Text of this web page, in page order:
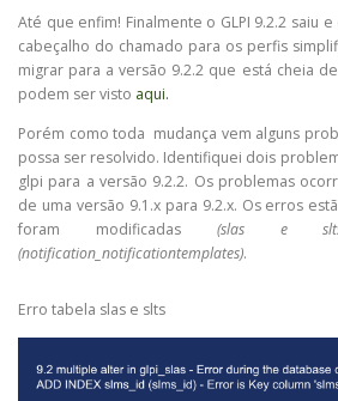
Até que enfim! Finalmente o GLPI 9.2.2 saiu
cabeçalho do chamado para os perfis
migrar para a versão 9.2.2 que está cheia
podem ser visto aqui.
Porém como toda mudança vem alguns
possa ser resolvido. Identifiquei dois
glpi para a versão 9.2.2. Os problemas
de uma versão 9.1.x para 9.2.x. Os erros
foram modificadas (slas e
(notification_notificationtemplates).
Erro tabela slas e slts